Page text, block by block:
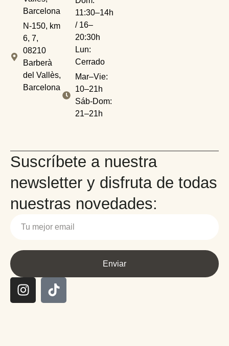
Barcelona
N-150, km
6, 7,
08210
Barberà
del Vallès,
Barcelona
11:30–14h
/ 16–
20:30h
Lun:
Cerrado
Mar–Vie:
10–21h
Sáb-Dom:
21–21h
Suscríbete a nuestra
newsletter y disfruta de todas
nuestras novedades:
Enviar